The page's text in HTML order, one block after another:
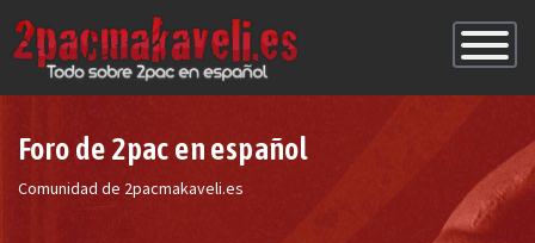
de
Foro de 2pac en español
Comunidad de 2pacmakaveli.es